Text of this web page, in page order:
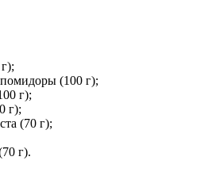
(100 г);
г);
г);
(70 г);
г).